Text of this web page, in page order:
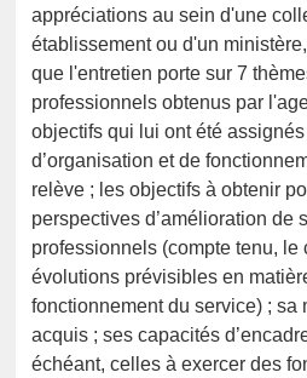
appréciations au sein d'une
établissement ou d'un
que l'entretien porte sur 7
professionnels obtenus par
objectifs qui lui ont été
d’organisation et de
relève ; les objectifs à obtenir
perspectives d’amélioration de
professionnels (compte tenu, le
évolutions prévisibles en
fonctionnement du service) ; sa
acquis ; ses capacités
échéant, celles à exercer des